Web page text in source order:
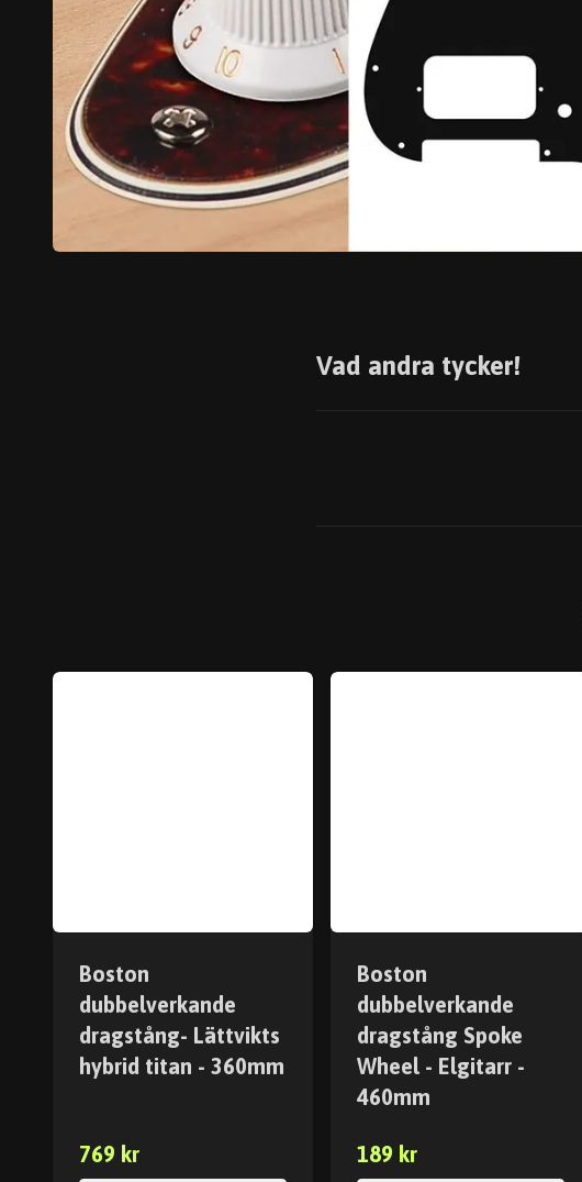
Vad andra tycker!
Boston
dubbelverkande
dragstång- Lättvikts
hybrid titan - 360mm
769 kr
Boston
dubbelverkande
dragstång Spoke
Wheel - Elgitarr -
460mm
189 kr